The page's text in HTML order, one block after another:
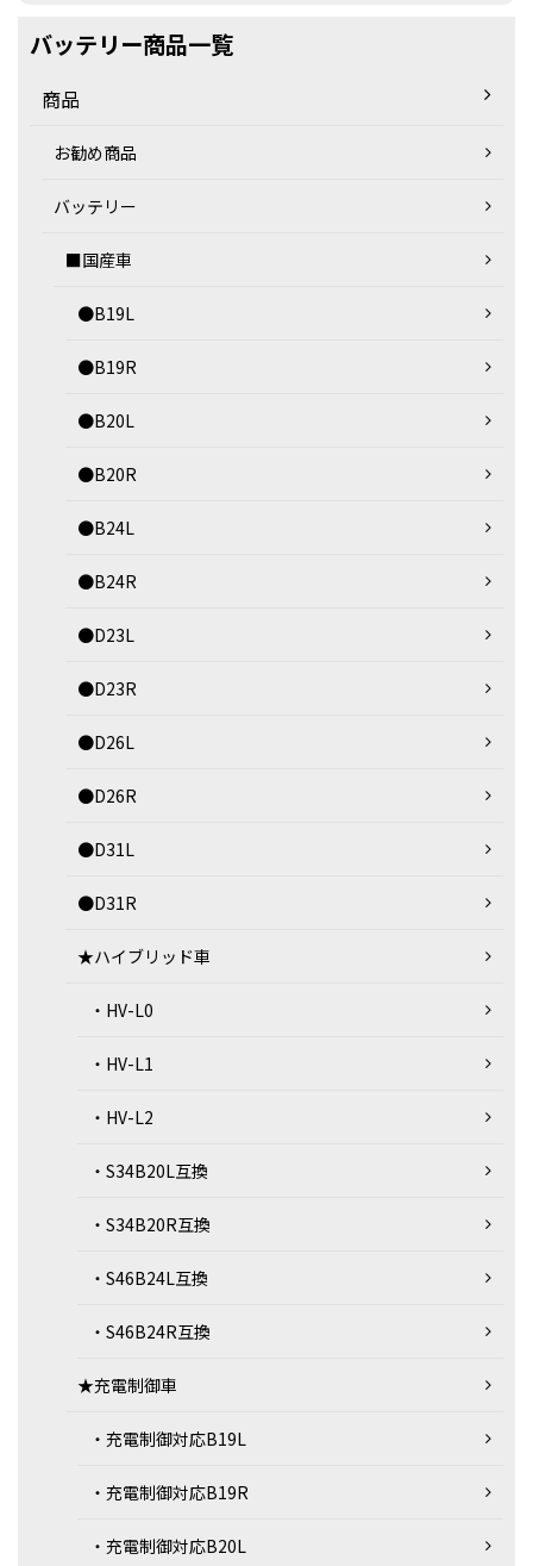
バッテリー商品一覧
商品
お勧め商品
バッテリー
■国産車
●B19L
●B19R
●B20L
●B20R
●B24L
●B24R
●D23L
●D23R
●D26L
●D26R
●D31L
●D31R
★ハイブリッド車
・HV-L0
・HV-L1
・HV-L2
・S34B20L互換
・S34B20R互換
・S46B24L互換
・S46B24R互換
★充電制御車
・充電制御対応B19L
・充電制御対応B19R
・充電制御対応B20L